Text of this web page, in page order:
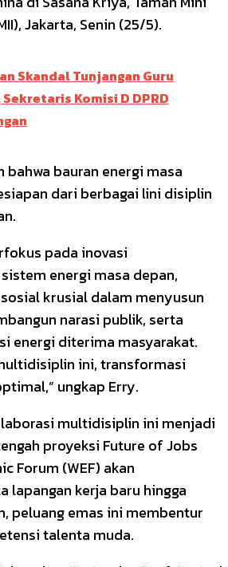
Jakarta, Senin (25/5).
Skandal Tunjangan Guru
Komisi D DPRD
bahwa bauran energi masa
dari berbagai lini disiplin
pada inovasi
energi masa depan,
krusial dalam menyusun
narasi publik, serta
energi diterima masyarakat.
ini, transformasi
ungkap Erry.
multidisiplin ini menjadi
proyeksi Future of Jobs
Forum (WEF) akan
lapangan kerja baru hingga
peluang emas ini membentur
talenta muda.